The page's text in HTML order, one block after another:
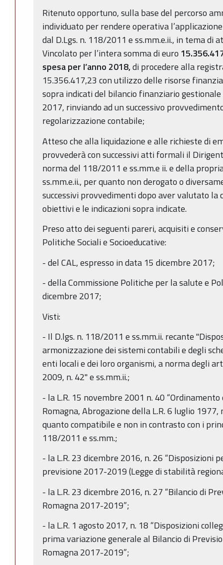
Ritenuto opportuno, sulla base del percorso
individuato per rendere operativa
dal D.Lgs. n. 118/2011 e ss.mm.e.ii., in tema di
Vincolato per l’intera somma di euro
spesa per l’anno 2018,di procedere alla
15.356.417,23 con utilizzo delle risorse
sopra indicati del bilancio finanziario
2017, rinviando ad un successivo
regolarizzazione contabile;
Atteso che alla liquidazione e alle richieste di
provvederà con successivi atti formali il
norma del 118/2011 e ss.mm.e ii. e della
ss.mm.e.ii., per quanto non derogato o
successivi provvedimenti dopo aver valutato la
obiettivi e le indicazioni sopra indicate.
Preso atto dei seguenti pareri, acquisiti e
Politiche Sociali e Socioeducative:
- del CAL, espresso in data 15 dicembre 2017;
- della Commissione Politiche per la salute e
dicembre 2017;
Visti:
- Il D.lgs. n. 118/2011 e ss.mm.ii. recante
armonizzazione dei sistemi contabili e degli
enti locali e dei loro organismi, a norma degli
2009, n. 42" e ss.mm.ii.;
- la L.R. 15 novembre 2001 n. 40
Romagna, Abrogazione della L.R. 6 luglio
quanto compatibile e non in contrasto con i
118/2011 e ss.mm.;
- la L.R. 23 dicembre 2016, n. 26 “Disposizioni
previsione 2017-2019 (Legge di stabilità
- la L.R. 23 dicembre 2016, n. 27 “Bilancio di
Romagna 2017-2019”;
- la L.R. 1 agosto 2017, n. 18 “Disposizioni
prima variazione generale al Bilancio di
Romagna 2017-2019”;